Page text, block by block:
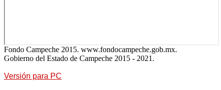
Fondo Campeche 2015. www.fondocampeche.gob.mx.
Gobierno del Estado de Campeche 2015 - 2021.
Versión para PC